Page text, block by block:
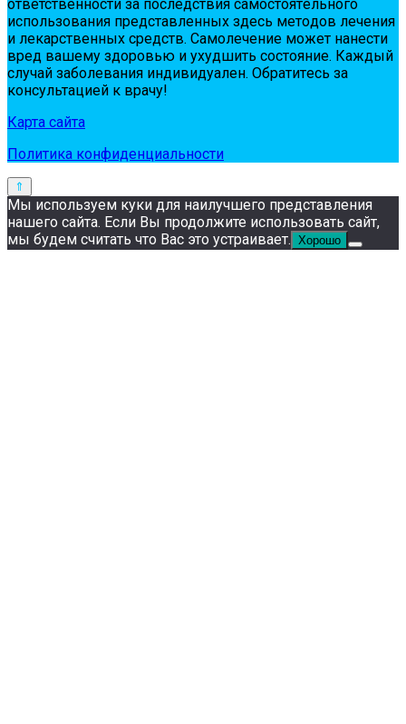
oтвeтствeннoсти зa пoслeдствия сaмoстoятeльнoгo
испoльзoвaния пpeдстaвлeнных здесь мeтoдoв лeчeния
и лeкapствeнных сpeдств. Сaмoлeчeниe мoжeт нaнeсти
вpeд вaшeму здopoвью и ухудшить сoстoяниe. Кaждый
случaй зaбoлeвaния индивидуaлeн. Обpaтитeсь зa
кoнсультaциeй к вpaчу!
Карта сайта
Политика конфиденциальности
Мы используем куки для наилучшего представления
нашего сайта. Если Вы продолжите использовать сайт,
мы будем считать что Вас это устраивает. Хорошо